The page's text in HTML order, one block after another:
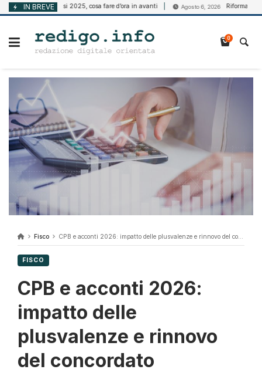
Vai
al
IN BREVE
Bando Isi 2025, cosa fare d’ora in avanti Agosto 6, 2026 Riforma della
0
Fisco CPB e acconti 2026: impatto delle plusvalenze e rinnovo del concordato
FISCO
CPB e acconti 2026:
impatto delle
plusvalenze e rinnovo
del concordato